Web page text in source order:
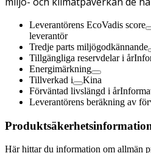
Leverantörens EcoVadis score
leverantör
Tredje parts miljögodkännande
Tillgängliga reservdelar i år
Energimärkning
Tillverkad i
Kina
Förväntad livslängd i år
Leverantörens beräkning av
Här hittar du information om allmän